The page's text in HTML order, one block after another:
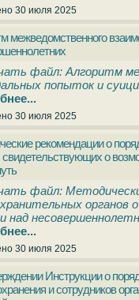
30 июля 2025
межведомственного
файл: Алгоритм
попыток и
30 июля 2025
рекомендации о
свидетельствующих о
файл:
над
30 июля 2025
Инструкции о
и сотрудников